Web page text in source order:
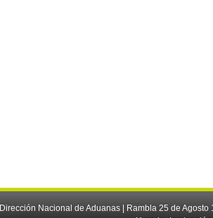
Dirección Nacional de Aduanas | Rambla 25 de